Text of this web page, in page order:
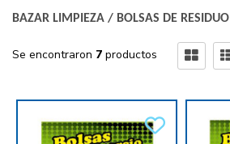
BAZAR LIMPIEZA / BOLSAS DE RESIDUO
Se encontraron 7 productos